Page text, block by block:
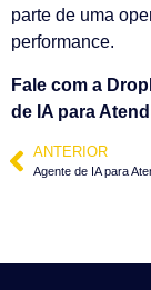
parte de uma
performance.
Fale com a
de IA para
ANTERIOR